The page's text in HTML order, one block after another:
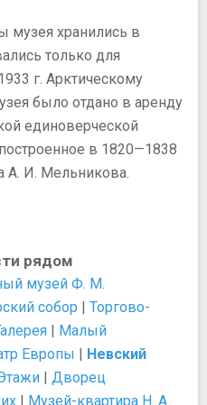
музея хранились в
только для
г. Арктическому
было отдано в аренду
единоверческой
в 1820—1838
А. И. Мельникова.
рядом
музей Ф. М.
собор | Торгово-
| Малый
Европы | Невский
| Дворец
| Музей-квартира Н. А.